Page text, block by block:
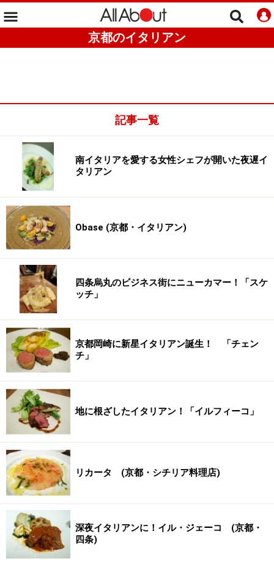
京都のイタリアン
記事一覧
南イタリアを愛する女性シェフが開いた夜遅イ
タリアン
Obase (京都・イタリアン)
四条烏丸のビジネス街にニューカマー！「スケ
ッチ」
京都岡崎に新星イタリアン誕生！ 「チェン
チ」
地に根ざしたイタリアン！「イルフィーコ」
リカータ (京都・シチリア料理店)
深夜イタリアンに！イル・ジェーコ (京都・
四条)